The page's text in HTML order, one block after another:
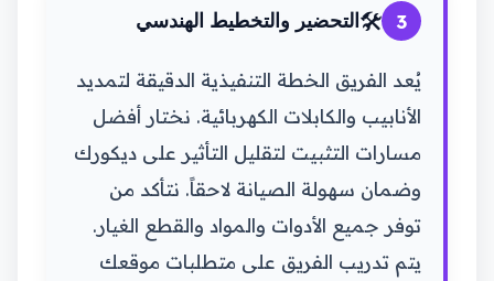
3
🛠️ التحضير والتخطيط الهندسي
يُعد الفريق الخطة التنفيذية الدقيقة لتمديد
الأنابيب والكابلات الكهربائية. نختار أفضل
مسارات التثبيت لتقليل التأثير على ديكورك
وضمان سهولة الصيانة لاحقاً. نتأكد من
توفر جميع الأدوات والمواد والقطع الغيار.
يتم تدريب الفريق على متطلبات موقعك